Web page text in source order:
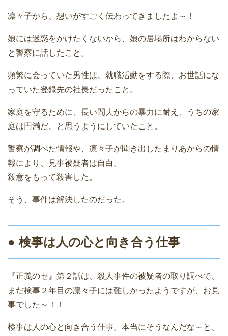
凛々子から、想いがすごく伝わってきましたよ～！
娘には迷惑をかけたくないから、娘の居場所はわからない
と警察に話したこと。
頻繁に会っていた男性は、就職活動をする際、お世話にな
っていた登録先の社長だったこと。
家庭を守るために、長い間夫からの暴力に耐え、うちの家
庭は円満だ、と思うようにしていたこと。
警察が調べた情報や、凛々子が聞き出したまりあからの情
報により、見事被疑者は自白。
殺意をもって殺害した。
そう、事件は解決したのだった。
● 検事は人の心と向き合う仕事
『正義のセ』第２話は、殺人事件の被疑者の取り調べで、
まだ検事２年目の凛々子には難しかったようですが、お見
事でした～！！
検事は人の心と向き合う仕事。本当にそうなんだな～と、